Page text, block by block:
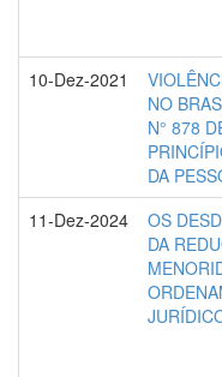
10-Dez-2021
NO
N° 878
DA
11-Dez-2024
OS
DA